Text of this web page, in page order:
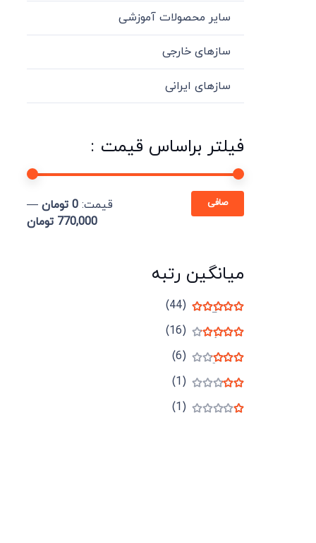
سایر محصولات آموزشی
سازهای خارجی
سازهای ایرانی
فیلتر براساس قیمت :
صافی قيمت: 0 تومان
—
770,000 تومان
میانگین رتبه
5
(44)
4
(16)
3
(6)
(1)
(1)